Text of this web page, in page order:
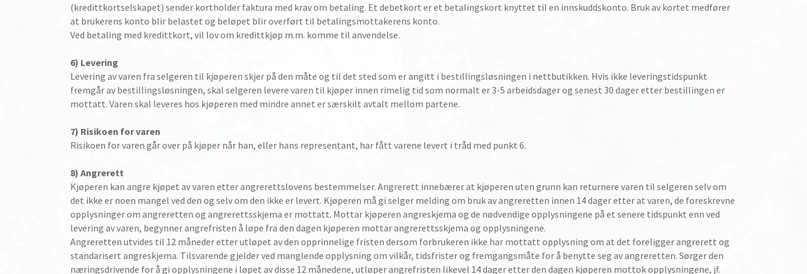
(kredittkortselskapet) sender kortholder faktura med krav om betaling. Et debetkort er et betalingskort knyttet til en innskuddskonto. Bruk av kortet medfører
at brukerens konto blir belastet og beløpet blir overført til betalingsmottakerens konto.
Ved betaling med kredittkort, vil lov om kredittkjøp m.m. komme til anvendelse.
6) Levering
Levering av varen fra selgeren til kjøperen skjer på den måte og til det sted som er angitt i bestillingsløsningen i nettbutikken. Hvis ikke leveringstidspunkt
fremgår av bestillingsløsningen, skal selgeren levere varen til kjøper innen rimelig tid som normalt er 3-5 arbeidsdager og senest 30 dager etter bestillingen er
mottatt. Varen skal leveres hos kjøperen med mindre annet er særskilt avtalt mellom partene.
7) Risikoen for varen
Risikoen for varen går over på kjøper når han, eller hans representant, har fått varene levert i tråd med punkt 6.
8) Angrerett
Kjøperen kan angre kjøpet av varen etter angrerettslovens bestemmelser. Angrerett innebærer at kjøperen uten grunn kan returnere varen til selgeren selv om
det ikke er noen mangel ved den og selv om den ikke er levert. Kjøperen må gi selger melding om bruk av angreretten innen 14 dager etter at varen, de foreskrevne
opplysninger om angreretten og angrerettsskjema er mottatt. Mottar kjøperen angreskjema og de nødvendige opplysningene på et senere tidspunkt enn ved
levering av varen, begynner angrefristen å løpe fra den dagen kjøperen mottar angrerettsskjema og opplysningene.
Angreretten utvides til 12 måneder etter utløpet av den opprinnelige fristen dersom forbrukeren ikke har mottatt opplysning om at det foreligger angrerett og
standarisert angreskjema. Tilsvarende gjelder ved manglende opplysning om vilkår, tidsfrister og fremgangsmåte for å benytte seg av angreretten. Sørger den
næringsdrivende for å gi opplysningene i løpet av disse 12 månedene, utløper angrefristen likevel 14 dager etter den dagen kjøperen mottok opplysningene, jf.